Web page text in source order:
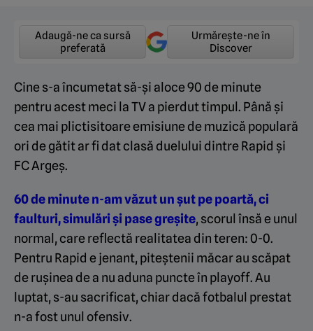
Adaugă-ne ca sursă
preferată
Urmărește-ne în
Discover
Cine s-a încumetat să-și aloce 90 de minute
pentru acest meci la TV a pierdut timpul. Până și
cea mai plictisitoare emisiune de muzică populară
ori de gătit ar fi dat clasă duelului dintre Rapid și
FC Argeș.
60 de minute n-am văzut un șut pe poartă, ci
faulturi, simulări și pase greșite, scorul însă e unul
normal, care reflectă realitatea din teren: 0-0.
Pentru Rapid e jenant, piteștenii măcar au scăpat
de rușinea de a nu aduna puncte în playoff. Au
luptat, s-au sacrificat, chiar dacă fotbalul prestat
n-a fost unul ofensiv.